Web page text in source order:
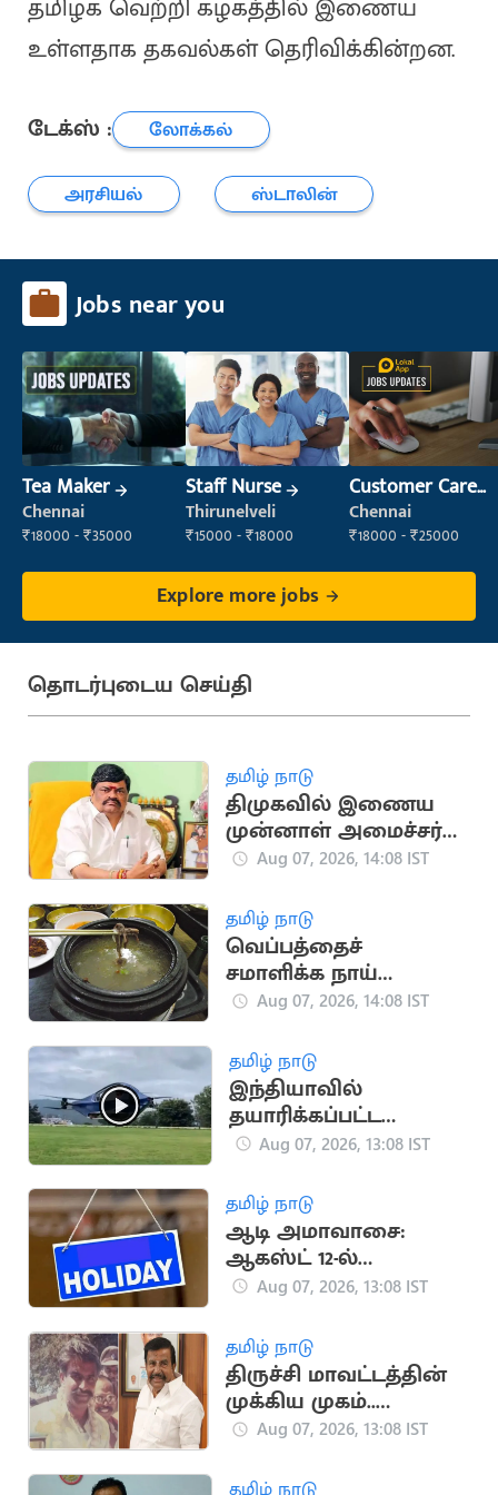
தமிழக வெற்றி கழகத்தில் இணைய
உள்ளதாக தகவல்கள் தெரிவிக்கின்றன.
டேக்ஸ் :
லோக்கல்
அரசியல்
ஸ்டாலின்
Jobs near you
Tea Maker
Chennai
₹18000 - ₹35000
Staff Nurse
Thirunelveli
₹15000 - ₹18000
Customer Care
Executive
Chennai
₹18000 - ₹25000
Explore more jobs
தொடர்புடைய செய்தி
தமிழ் நாடு
திமுகவில் இணைய
முன்னாள் அமைச்சர்
ராஜேந்திர பாலாஜிக்கு
Aug 07, 2026, 14:08 IST
தமிழ் நாடு
வெப்பத்தைச்
சமாளிக்க நாய்
இறைச்சி சூப் குடிக்க
Aug 07, 2026, 14:08 IST
தமிழ் நாடு
இந்தியாவில்
தயாரிக்கப்பட்ட
பறக்கும் மின்சாரக் கார்
Aug 07, 2026, 13:08 IST
தமிழ் நாடு
ஆடி அமாவாசை:
ஆகஸ்ட் 12-ல்
கன்னியாகுமரிக்கு
Aug 07, 2026, 13:08 IST
தமிழ் நாடு
திருச்சி மாவட்டத்தின்
முக்கிய முகம்..
கே.என்.நேருவின்
Aug 07, 2026, 13:08 IST